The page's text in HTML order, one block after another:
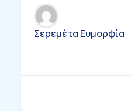
Σερεμέτα Ευμορφία